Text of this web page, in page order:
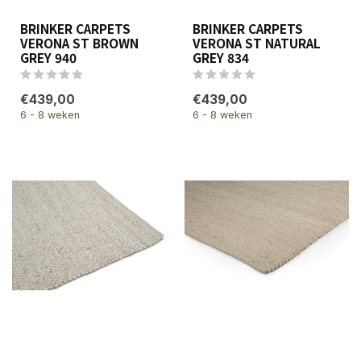
BRINKER CARPETS
VERONA ST BROWN
GREY 940
€439,00
6 - 8 weken
BRINKER CARPETS
VERONA ST NATURAL
GREY 834
€439,00
6 - 8 weken